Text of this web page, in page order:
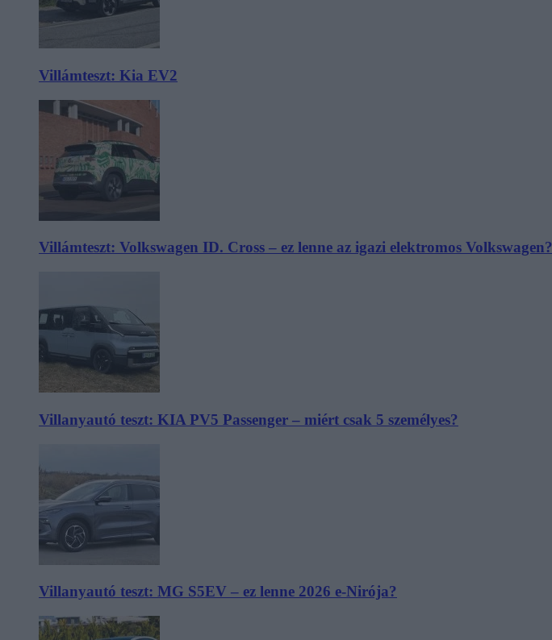
Villámteszt: Kia EV2
Villámteszt: Volkswagen ID. Cross – ez lenne az igazi elektromos Volkswagen?
Villanyautó teszt: KIA PV5 Passenger – miért csak 5 személyes?
Villanyautó teszt: MG S5EV – ez lenne 2026 e-Nirója?